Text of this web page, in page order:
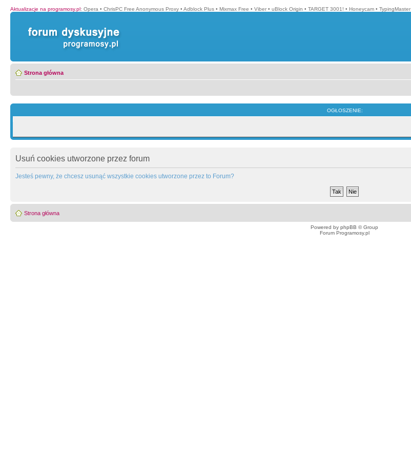
Aktualizacje na programosy.pl: Opera • ChrisPC Free Anonymous Proxy • Adblock Plus • Mixmax Free • Viber • uBlock Origin • TARGET 3001! • Honeycam • TypingMaster
Strona główna
OGŁOSZENIE:
Usuń cookies utworzone przez forum
Jesteś pewny, że chcesz usunąć wszystkie cookies utworzone przez to Forum?
Strona główna
Powered by phpBB © Group
Forum Programosy.pl